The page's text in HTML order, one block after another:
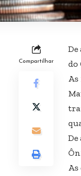
Compartilhar
do
As
As